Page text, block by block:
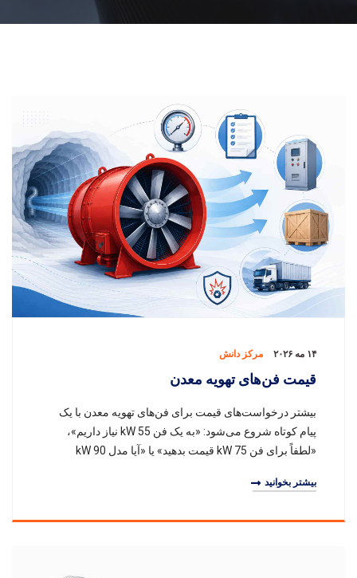
۱۴ مه ۲۰۲۶ مرکز دانش
قیمت فن‌های تهویه معدن
بیشتر درخواست‌های قیمت برای فن‌های تهویه معدن با یک
پیام کوتاه شروع می‌شود: «به یک فن 55 kW نیاز داریم»،
«لطفاً برای فن 75 kW قیمت بدهید» یا «آیا مدل 90 kW
بیشتر بخوانید